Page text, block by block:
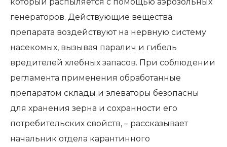
генераторов. Действующие вещества
препарата воздействуют на нервную систему
насекомых, вызывая паралич и гибель
вредителей хлебных запасов. При соблюдении
регламента применения обработанные
препаратом склады и элеваторы безопасны
для хранения зерна и сохранности его
потребительских свойств, – рассказывает
начальник отдела карантинного